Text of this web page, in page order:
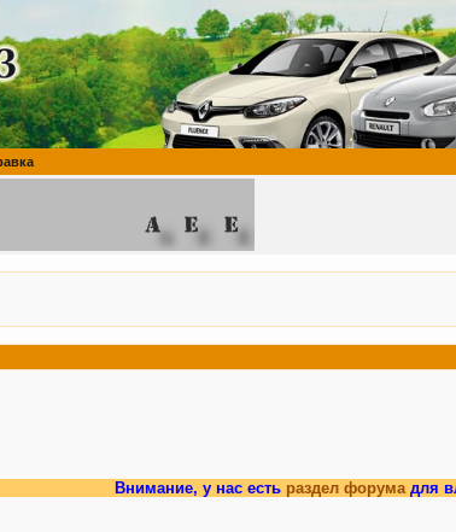
Внимание, у нас естьраздел форумадля